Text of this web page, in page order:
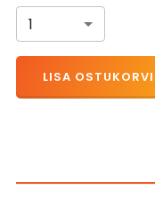
1
LISA OSTUKORVI